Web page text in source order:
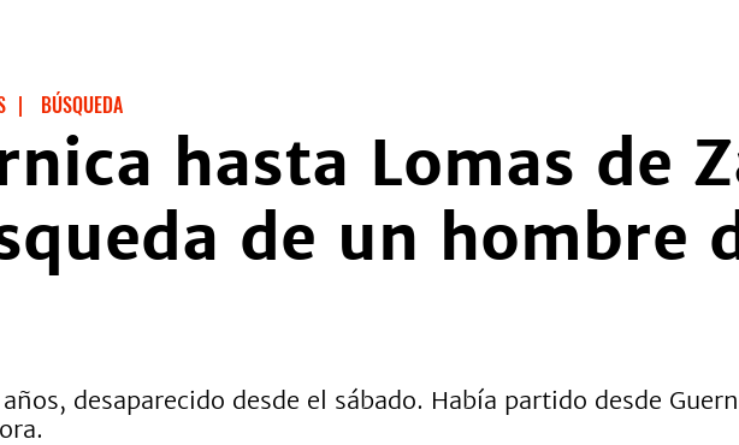
| BÚSQUEDA
hasta Lomas de
de un hombre
desaparecido desde el sábado. Había partido desde